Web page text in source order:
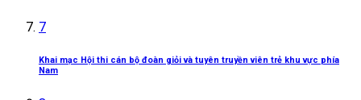
7
Khai mạc Hội thi cán bộ đoàn giỏi và tuyên truyền viên trẻ khu vực phía
Nam